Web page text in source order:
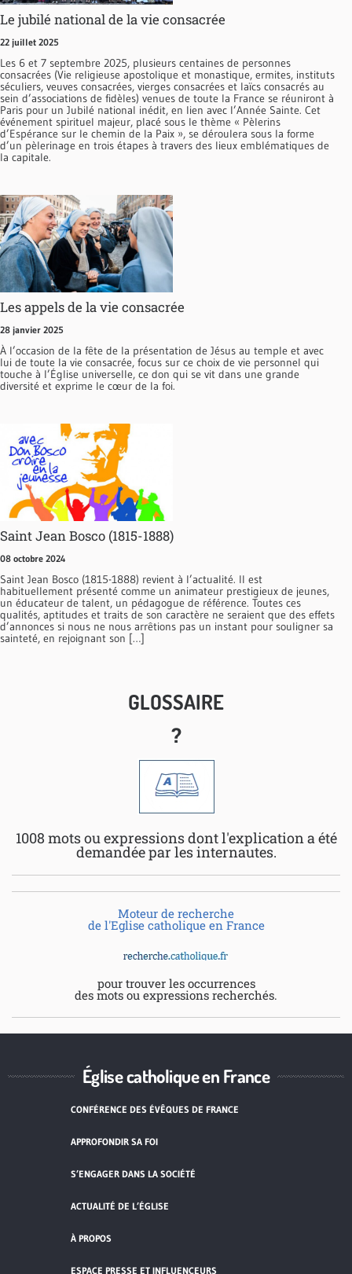
Le jubilé national de la vie consacrée
22 juillet 2025
Les 6 et 7 septembre 2025, plusieurs centaines de personnes
consacrées (Vie religieuse apostolique et monastique, ermites, instituts
séculiers, veuves consacrées, vierges consacrées et laïcs consacrés au
sein d’associations de fidèles) venues de toute la France se réuniront à
Paris pour un Jubilé national inédit, en lien avec l’Année Sainte. Cet
événement spirituel majeur, placé sous le thème « Pèlerins
d’Espérance sur le chemin de la Paix », se déroulera sous la forme
d’un pèlerinage en trois étapes à travers des lieux emblématiques de
la capitale.
Les appels de la vie consacrée
28 janvier 2025
À l’occasion de la fête de la présentation de Jésus au temple et avec
lui de toute la vie consacrée, focus sur ce choix de vie personnel qui
touche à l’Église universelle, ce don qui se vit dans une grande
diversité et exprime le cœur de la foi.
Saint Jean Bosco (1815-1888)
08 octobre 2024
Saint Jean Bosco (1815-1888) revient à l’actualité. Il est
habituellement présenté comme un animateur prestigieux de jeunes,
un éducateur de talent, un pédagogue de référence. Toutes ces
qualités, aptitudes et traits de son caractère ne seraient que des effets
d’annonces si nous ne nous arrêtions pas un instant pour souligner sa
sainteté, en rejoignant son […]
GLOSSAIRE
?
1008 mots ou expressions dont l'explication a été
demandée par les internautes.
Moteur de recherche
de l'Eglise catholique en France
pour trouver les occurrences
des mots ou expressions recherchés.
Église catholique en France
CONFÉRENCE DES ÉVÊQUES DE FRANCE
APPROFONDIR SA FOI
S’ENGAGER DANS LA SOCIÉTÉ
ACTUALITÉ DE L’ÉGLISE
À PROPOS
ESPACE PRESSE ET INFLUENCEURS